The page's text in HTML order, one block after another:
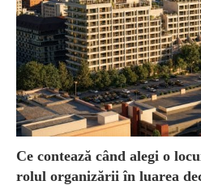
Ce contează când alegi o
rolul organizării în luarea